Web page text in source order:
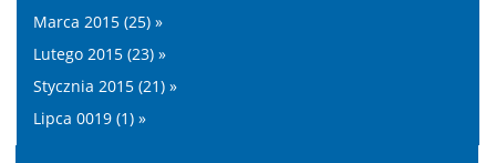
Marca 2015 (25) »
Lutego 2015 (23) »
Stycznia 2015 (21) »
Lipca 0019 (1) »